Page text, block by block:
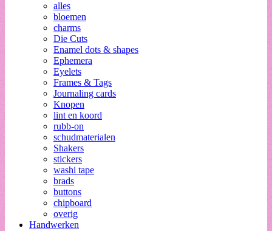
alles
bloemen
charms
Die Cuts
Enamel dots & shapes
Ephemera
Eyelets
Frames & Tags
Journaling cards
Knopen
lint en koord
rubb-on
schudmaterialen
Shakers
stickers
washi tape
brads
buttons
chipboard
overig
Handwerken